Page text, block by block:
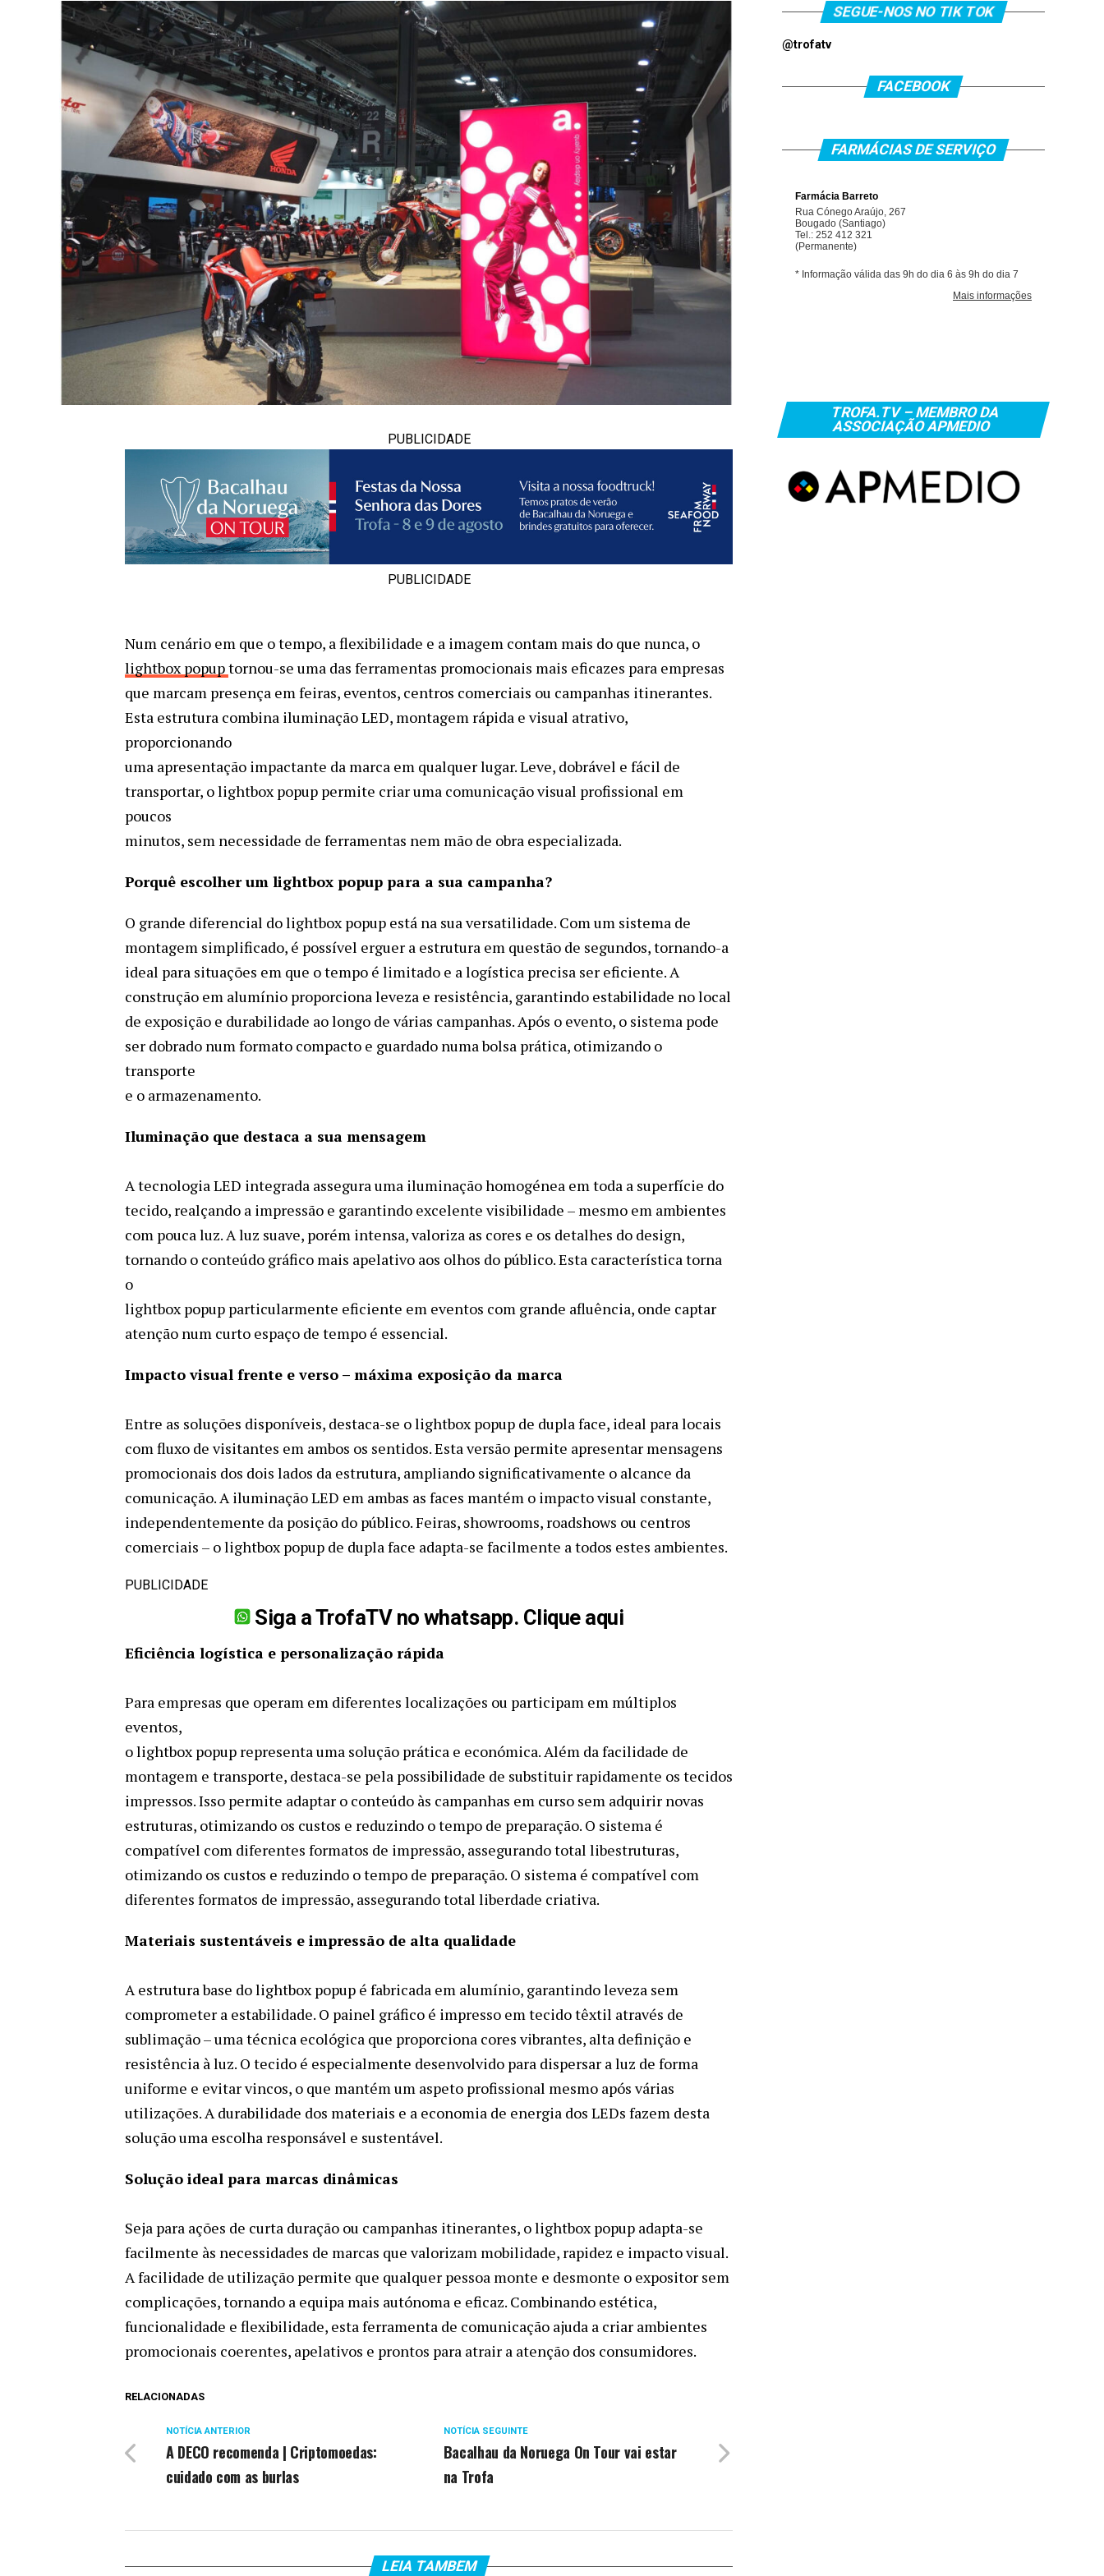
PUBLICIDADE
PUBLICIDADE
Num cenário em que o tempo, a flexibilidade e a imagem contam mais do que nunca, o
lightbox popuptornou-se uma das ferramentas promocionais mais eficazes para empresas
que marcam presença em feiras, eventos, centros comerciais ou campanhas itinerantes.
Esta estrutura combina iluminação LED, montagem rápida e visual atrativo,
proporcionando
uma apresentação impactante da marca em qualquer lugar. Leve, dobrável e fácil de
transportar, o lightbox popup permite criar uma comunicação visual profissional em
poucos
minutos, sem necessidade de ferramentas nem mão de obra especializada.
Porquê escolher um lightbox popup para a sua campanha?
O grande diferencial do lightbox popup está na sua versatilidade. Com um sistema de
montagem simplificado, é possível erguer a estrutura em questão de segundos, tornando-a
ideal para situações em que o tempo é limitado e a logística precisa ser eficiente. A
construção em alumínio proporciona leveza e resistência, garantindo estabilidade no local
de exposição e durabilidade ao longo de várias campanhas. Após o evento, o sistema pode
ser dobrado num formato compacto e guardado numa bolsa prática, otimizando o
transporte
e o armazenamento.
Iluminação que destaca a sua mensagem
A tecnologia LED integrada assegura uma iluminação homogénea em toda a superfície do
tecido, realçando a impressão e garantindo excelente visibilidade – mesmo em ambientes
com pouca luz. A luz suave, porém intensa, valoriza as cores e os detalhes do design,
tornando o conteúdo gráfico mais apelativo aos olhos do público. Esta característica torna
o
lightbox popup particularmente eficiente em eventos com grande afluência, onde captar
atenção num curto espaço de tempo é essencial.
Impacto visual frente e verso – máxima exposição da marca
Entre as soluções disponíveis, destaca-se o lightbox popup de dupla face, ideal para locais
com fluxo de visitantes em ambos os sentidos. Esta versão permite apresentar mensagens
promocionais dos dois lados da estrutura, ampliando significativamente o alcance da
comunicação. A iluminação LED em ambas as faces mantém o impacto visual constante,
independentemente da posição do público. Feiras, showrooms, roadshows ou centros
comerciais – o lightbox popup de dupla face adapta-se facilmente a todos estes ambientes.
PUBLICIDADE
Siga a TrofaTV no whatsapp. Clique aqui
Eficiência logística e personalização rápida
Para empresas que operam em diferentes localizações ou participam em múltiplos
eventos,
o lightbox popup representa uma solução prática e económica. Além da facilidade de
montagem e transporte, destaca-se pela possibilidade de substituir rapidamente os tecidos
impressos. Isso permite adaptar o conteúdo às campanhas em curso sem adquirir novas
estruturas, otimizando os custos e reduzindo o tempo de preparação. O sistema é
compatível com diferentes formatos de impressão, assegurando total libestruturas,
otimizando os custos e reduzindo o tempo de preparação. O sistema é compatível com
diferentes formatos de impressão, assegurando total liberdade criativa.
Materiais sustentáveis e impressão de alta qualidade
A estrutura base do lightbox popup é fabricada em alumínio, garantindo leveza sem
comprometer a estabilidade. O painel gráfico é impresso em tecido têxtil através de
sublimação – uma técnica ecológica que proporciona cores vibrantes, alta definição e
resistência à luz. O tecido é especialmente desenvolvido para dispersar a luz de forma
uniforme e evitar vincos, o que mantém um aspeto profissional mesmo após várias
utilizações. A durabilidade dos materiais e a economia de energia dos LEDs fazem desta
solução uma escolha responsável e sustentável.
Solução ideal para marcas dinâmicas
Seja para ações de curta duração ou campanhas itinerantes, o lightbox popup adapta-se
facilmente às necessidades de marcas que valorizam mobilidade, rapidez e impacto visual.
A facilidade de utilização permite que qualquer pessoa monte e desmonte o expositor sem
complicações, tornando a equipa mais autónoma e eficaz. Combinando estética,
funcionalidade e flexibilidade, esta ferramenta de comunicação ajuda a criar ambientes
promocionais coerentes, apelativos e prontos para atrair a atenção dos consumidores.
RELACIONADAS
NOTÍCIA SEGUINTE
Bacalhau da Noruega On Tour vai estar
na Trofa
NOTÍCIA ANTERIOR
A DECO recomenda | Criptomoedas:
cuidado com as burlas
LEIA TAMBEM
SEGUE-NOS NO TIK TOK
@trofatv
FACEBOOK
FARMÁCIAS DE SERVIÇO
TROFA.TV – MEMBRO DA
ASSOCIAÇÃO APMEDIO